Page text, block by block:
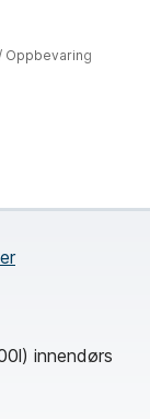
Oppbevaring
innendørs